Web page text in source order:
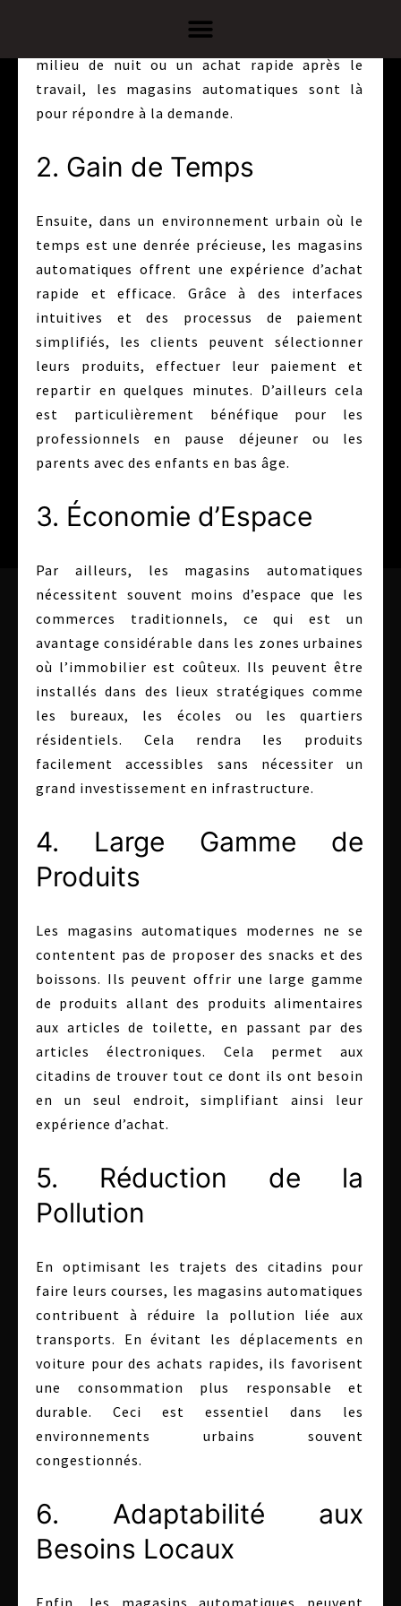
de faire leurs courses à toute heure du jour et
de la nuit. Que ce soit pour un besoin urgent en
milieu de nuit ou un achat rapide après le
travail, les magasins automatiques sont là
pour répondre à la demande.
2. Gain de Temps
Ensuite, dans un environnement urbain où le
temps est une denrée précieuse, les magasins
automatiques offrent une expérience d’achat
rapide et efficace. Grâce à des interfaces
intuitives et des processus de paiement
simplifiés, les clients peuvent sélectionner
leurs produits, effectuer leur paiement et
repartir en quelques minutes. D’ailleurs cela
est particulièrement bénéfique pour les
professionnels en pause déjeuner ou les
parents avec des enfants en bas âge.
3. Économie d’Espace
Par ailleurs, les magasins automatiques
nécessitent souvent moins d’espace que les
commerces traditionnels, ce qui est un
avantage considérable dans les zones urbaines
où l’immobilier est coûteux. Ils peuvent être
installés dans des lieux stratégiques comme
les bureaux, les écoles ou les quartiers
résidentiels. Cela rendra les produits
facilement accessibles sans nécessiter un
grand investissement en infrastructure.
4. Large Gamme de
Produits
Les magasins automatiques modernes ne se
contentent pas de proposer des snacks et des
boissons. Ils peuvent offrir une large gamme
de produits allant des produits alimentaires
aux articles de toilette, en passant par des
articles électroniques. Cela permet aux
citadins de trouver tout ce dont ils ont besoin
en un seul endroit, simplifiant ainsi leur
expérience d’achat.
5. Réduction de la
Pollution
En optimisant les trajets des citadins pour
faire leurs courses, les magasins automatiques
contribuent à réduire la pollution liée aux
transports. En évitant les déplacements en
voiture pour des achats rapides, ils favorisent
une consommation plus responsable et
durable. Ceci est essentiel dans les
environnements urbains souvent
congestionnés.
6. Adaptabilité aux
Besoins Locaux
Enfin, les magasins automatiques peuvent